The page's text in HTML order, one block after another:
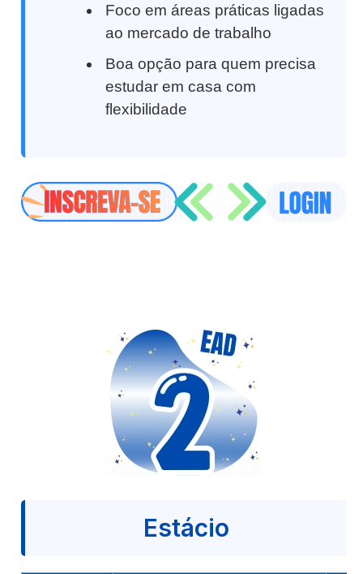
Foco em áreas práticas ligadas
ao mercado de trabalho
Boa opção para quem precisa
estudar em casa com
flexibilidade
Estácio